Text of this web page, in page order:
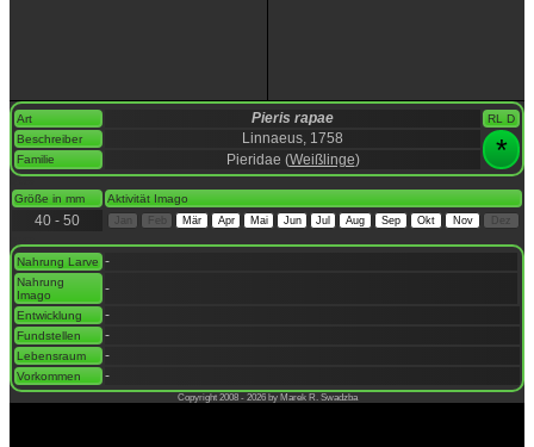
Art Pieris rapae
RL D
Beschreiber
Linnaeus, 1758 *
Familie Pieridae (Weißlinge)
Größe in mm Aktivität Imago
40 - 50 Mär Apr Mai Jun Jul Aug Sep Okt Nov Dez
Nahrung Larve -
Nahrung
Imago
-
Entwicklung -
Fundstellen -
Lebensraum -
Vorkommen -
Copyright 2008 - 2026 by Marek R. Swadzba